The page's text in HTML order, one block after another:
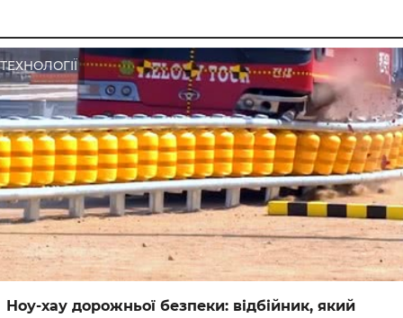
Ноу-хау дорожньої безпеки: відбійник, який
ТЕХНОЛОГІЇ